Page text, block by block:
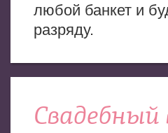
любой банкет и
разряду.
Свадебный